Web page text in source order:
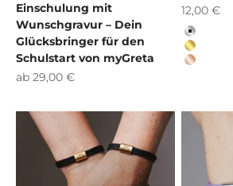
Einschulung mit
Wunschgravur – Dein
Glücksbringer für den
Schulstart von myGreta
Angebot
ab 29,00 €
Angebot
12,00 €
Silber
gold
roségold